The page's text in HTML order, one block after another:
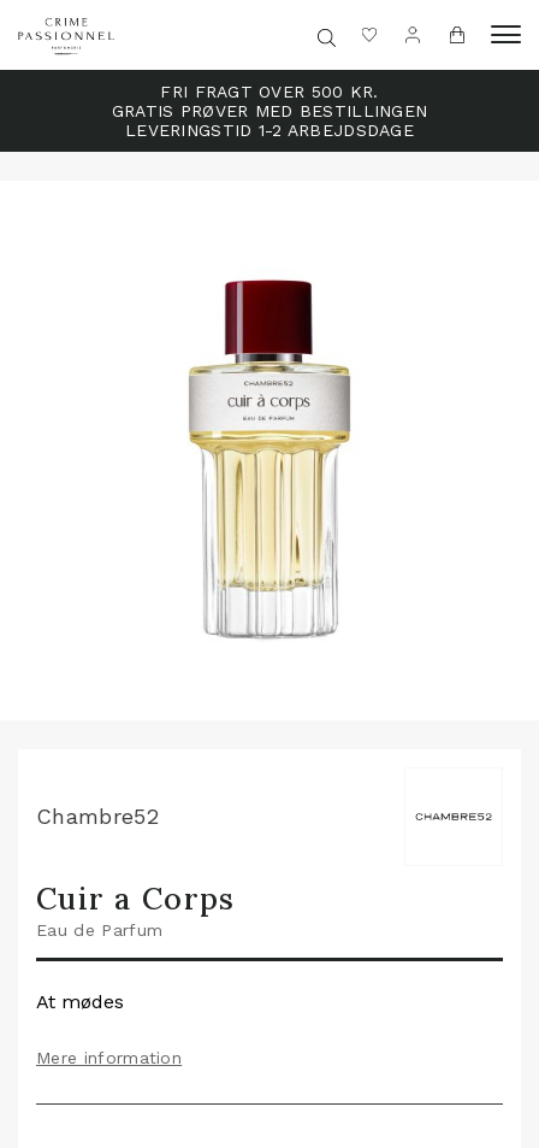
FRI FRAGT OVER 500 KR.
GRATIS PRØVER MED BESTILLINGEN
LEVERINGSTID 1-2 ARBEJDSDAGE
Chambre52
Cuir a Corps
Eau de Parfum
At mødes
Mere information